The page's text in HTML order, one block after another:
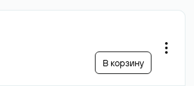
В корзину